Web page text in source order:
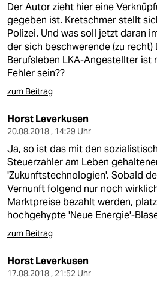
Der Autor zieht hier eine
gegeben ist. Kretschmer stellt
Polizei. Und was soll jetzt daran
der sich beschwerende (zu
Berufsleben LKA-Angestellter
Fehler sein??
zum Beitrag
Horst Leverkusen
20.08.2018 , 14:29 Uhr
Ja, so ist das mit den
Steuerzahler am Leben
'Zukunftstechnologien'. Sobald
Vernunft folgend nur noch
Marktpreise bezahlt werden,
hochgehypte 'Neue Energie'-
zum Beitrag
Horst Leverkusen
17.08.2018 , 21:52 Uhr